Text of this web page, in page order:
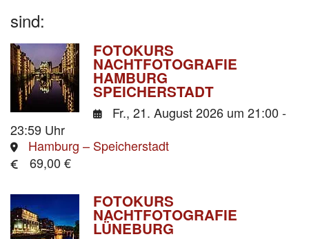
sind:
FOTOKURS
NACHTFOTOGRAFIE
HAMBURG
SPEICHERSTADT
Fr., 21. August 2026 um 21:00 -
23:59 Uhr
Hamburg – Speicherstadt
69,00 €
FOTOKURS
NACHTFOTOGRAFIE
LÜNEBURG